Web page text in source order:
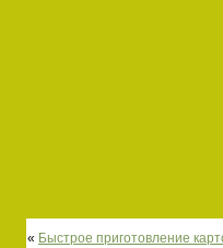
« Быстрое приготовление